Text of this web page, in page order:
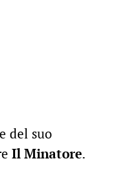
del suo
Il Minatore.